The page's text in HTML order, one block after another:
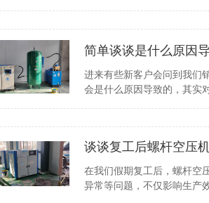
简单谈谈是什么原因
进来有些新客户会问到我们
会是什么原因导致的，其实
谈谈复工后螺杆空压
在我们假期复工后，螺杆空
异常等问题，不仅影响生产